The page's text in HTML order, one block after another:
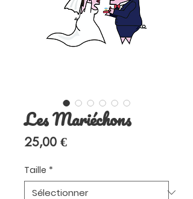
Les Mariéchons
25,00 €Prix
Taille *